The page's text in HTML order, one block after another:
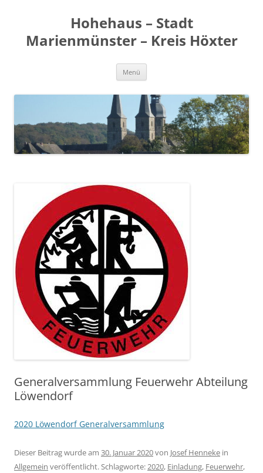
Hohehaus – Stadt
Marienmünster – Kreis Höxter
Menü
Generalversammlung Feuerwehr Abteilung
Löwendorf
2020 Löwendorf Generalversammlung
Dieser Beitrag wurde am 30. Januar 2020von Josef Henneke in
Allgemein veröffentlicht. Schlagworte: 2020, Einladung, Feuerwehr,